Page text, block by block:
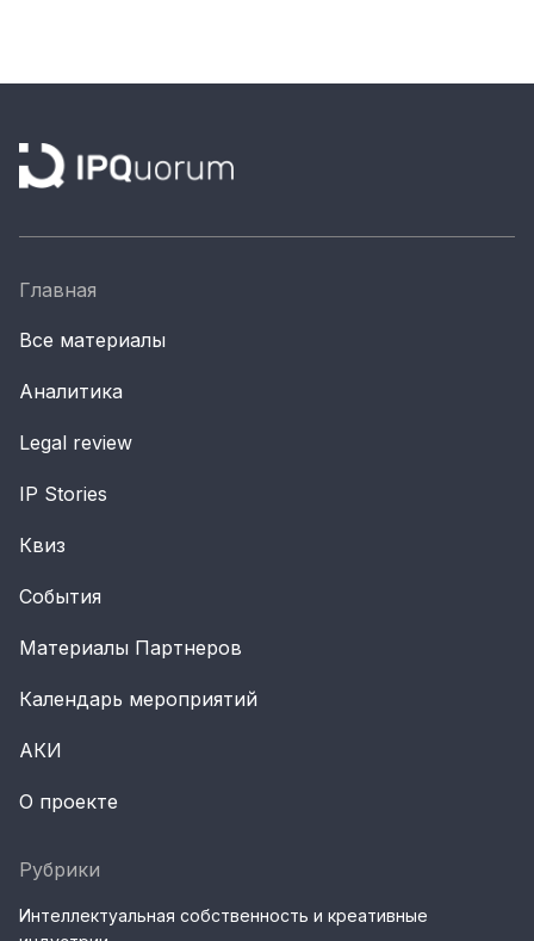
Главная
Все материалы
Аналитика
Legal review
IP Stories
Квиз
События
Материалы Партнеров
Календарь мероприятий
АКИ
О проекте
Рубрики
Интеллектуальная собственность и креативные